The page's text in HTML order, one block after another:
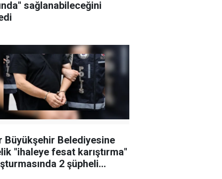
sağlanabileceğini
Büyükşehir Belediyesine
"ihaleye fesat karıştırma"
2 şüpheli